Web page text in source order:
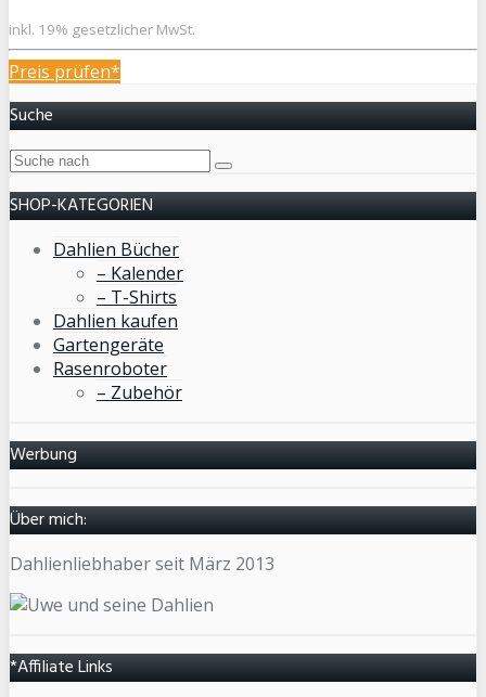
inkl. 19% gesetzlicher MwSt.
Preis prüfen*
Suche
SHOP-KATEGORIEN
Dahlien Bücher
– Kalender
– T-Shirts
Dahlien kaufen
Gartengeräte
Rasenroboter
– Zubehör
Werbung
Über mich:
Dahlienliebhaber seit März 2013
*Affiliate Links